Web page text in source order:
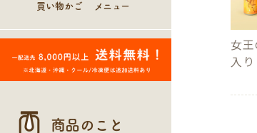
買い物かご メニュー
商品のこと
女
入り